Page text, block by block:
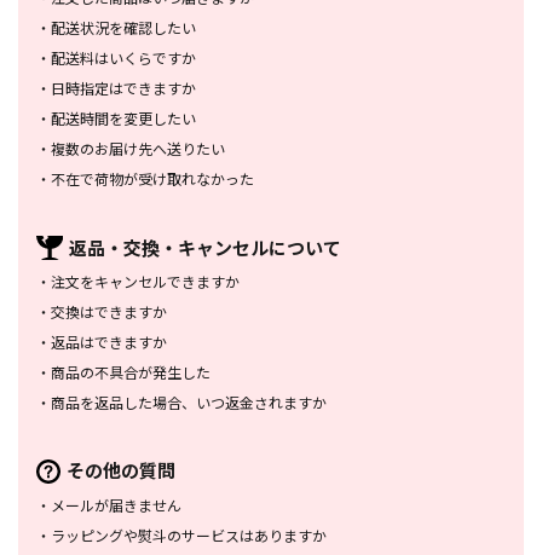
・ 配送状況を確認したい
・ 配送料はいくらですか
・ 日時指定はできますか
・ 配送時間を変更したい
・ 複数のお届け先へ送りたい
・ 不在で荷物が受け取れなかった
返品・交換・ キャンセルについて
・ 注文をキャンセルできますか
・ 交換はできますか
・ 返品はできますか
・ 商品の不具合が発生した
・ 商品を返品した場合、 いつ返金されますか
その他の質問
・ メールが届きません
・ ラッピングや熨斗のサービスはありますか